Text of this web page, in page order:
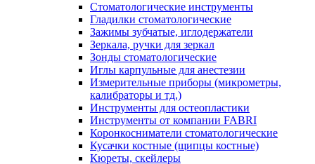
Стоматологические инструменты
Гладилки стоматологические
Зажимы зубчатые, иглодержатели
Зеркала, ручки для зеркал
Зонды стоматологические
Иглы карпульные для анестезии
Измерительные приборы (микрометры,
калибраторы и тд.)
Инструменты для остеопластики
Инструменты от компании FABRI
Коронкосниматели стоматологические
Кусачки костные (щипцы костные)
Кюреты, скейлеры